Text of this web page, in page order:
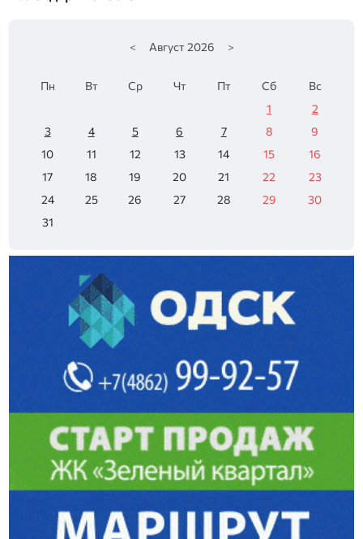
< Август 2026 >
Пн Вт Ср Чт Пт Сб
Вс
1
2
3
4 5 6 7 8
9
10
11 12 13 14 15
16
17
18 19 20 21 22
23
24
25 26 27 28 29
30
31